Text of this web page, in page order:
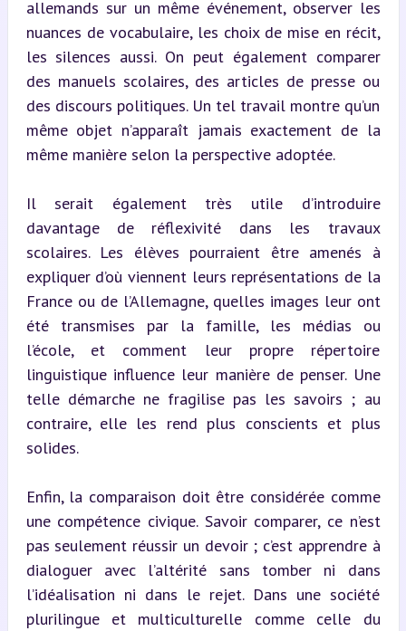
allemands sur un même événement, observer les
nuances de vocabulaire, les choix de mise en récit,
les silences aussi. On peut également comparer
des manuels scolaires, des articles de presse ou
des discours politiques. Un tel travail montre qu’un
même objet n’apparaît jamais exactement de la
même manière selon la perspective adoptée.
Il serait également très utile d’introduire
davantage de réflexivité dans les travaux
scolaires. Les élèves pourraient être amenés à
expliquer d’où viennent leurs représentations de la
France ou de l’Allemagne, quelles images leur ont
été transmises par la famille, les médias ou
l’école, et comment leur propre répertoire
linguistique influence leur manière de penser. Une
telle démarche ne fragilise pas les savoirs ; au
contraire, elle les rend plus conscients et plus
solides.
Enfin, la comparaison doit être considérée comme
une compétence civique. Savoir comparer, ce n’est
pas seulement réussir un devoir ; c’est apprendre à
dialoguer avec l’altérité sans tomber ni dans
l’idéalisation ni dans le rejet. Dans une société
plurilingue et multiculturelle comme celle du